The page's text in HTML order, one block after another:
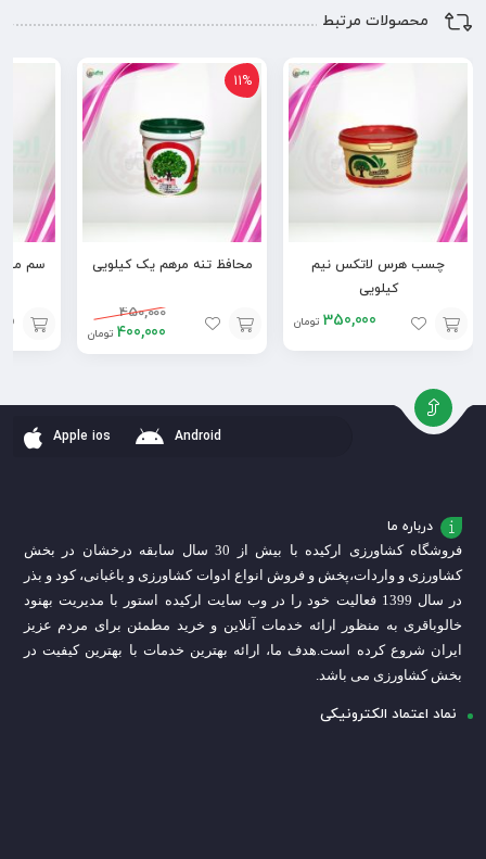
محصولات مرتبط
چسب هرس لاتکس نیم
کیلویی
350,000 تومان
افزودن
به
سبد
11%
محافظ تنه مرهم یک کیلویی
450,000
400,000 تومان
افزودن
سم
افزودن
سبد
Apple ios Android
درباره ما
فروشگاه کشاورزی ارکیده با بیش از 30 سال سابقه درخشان در بخش
کشاورزی و واردات،پخش و فروش انواع ادوات کشاورزی و باغبانی، کود و بذر
در سال 1399 فعالیت خود را در وب سایت ارکیده استور با مدیریت بهنود
خالوباقری به منظور ارائه خدمات آنلاین و خرید مطمئن برای مردم عزیز
ایران شروع کرده است.هدف ما، ارائه بهترین خدمات با بهترین کیفیت در
بخش کشاورزی می باشد.
نماد اعتماد الکترونیکی